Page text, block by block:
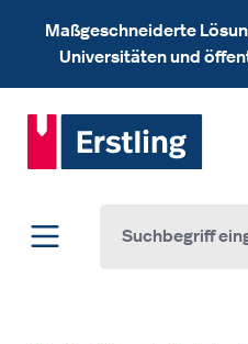
Zum Hauptinhalt springen
Maßgeschneiderte
Universitäten und